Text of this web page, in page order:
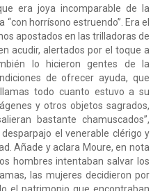
era joya incomparable de la
horrísono estruendo”. Era el
apostados en las trilladoras de
acudir, alertados por el toque a
lo hicieron gentes de la
de ofrecer ayuda, que
todo cuanto estuvo a su
y otros objetos sagrados,
bastante chamuscados”,
el venerable clérigo y
Añade y aclara Moure, en nota
hombres intentaban salvar los
las mujeres decidieron por